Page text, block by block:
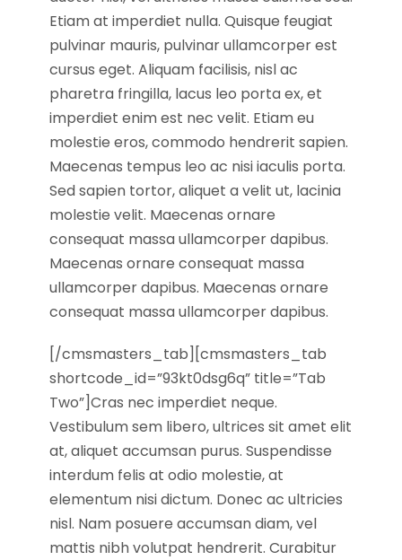
Etiam at imperdiet nulla. Quisque feugiat
pulvinar mauris, pulvinar ullamcorper est
cursus eget. Aliquam facilisis, nisl ac
pharetra fringilla, lacus leo porta ex, et
imperdiet enim est nec velit. Etiam eu
molestie eros, commodo hendrerit sapien.
Maecenas tempus leo ac nisi iaculis porta.
Sed sapien tortor, aliquet a velit ut, lacinia
molestie velit. Maecenas ornare
consequat massa ullamcorper dapibus.
Maecenas ornare consequat massa
ullamcorper dapibus. Maecenas ornare
consequat massa ullamcorper dapibus.
[/cmsmasters_tab][cmsmasters_tab
shortcode_id=”93kt0dsg6q” title=”Tab
Two”]Cras nec imperdiet neque.
Vestibulum sem libero, ultrices sit amet elit
at, aliquet accumsan purus. Suspendisse
interdum felis at odio molestie, at
elementum nisi dictum. Donec ac ultricies
nisl. Nam posuere accumsan diam, vel
mattis nibh volutpat hendrerit. Curabitur